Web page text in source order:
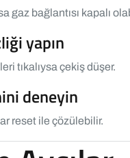
gaz bağlantısı kapalı
yapın
tıkalıysa çekiş düşer.
deneyin
reset ile çözülebilir.